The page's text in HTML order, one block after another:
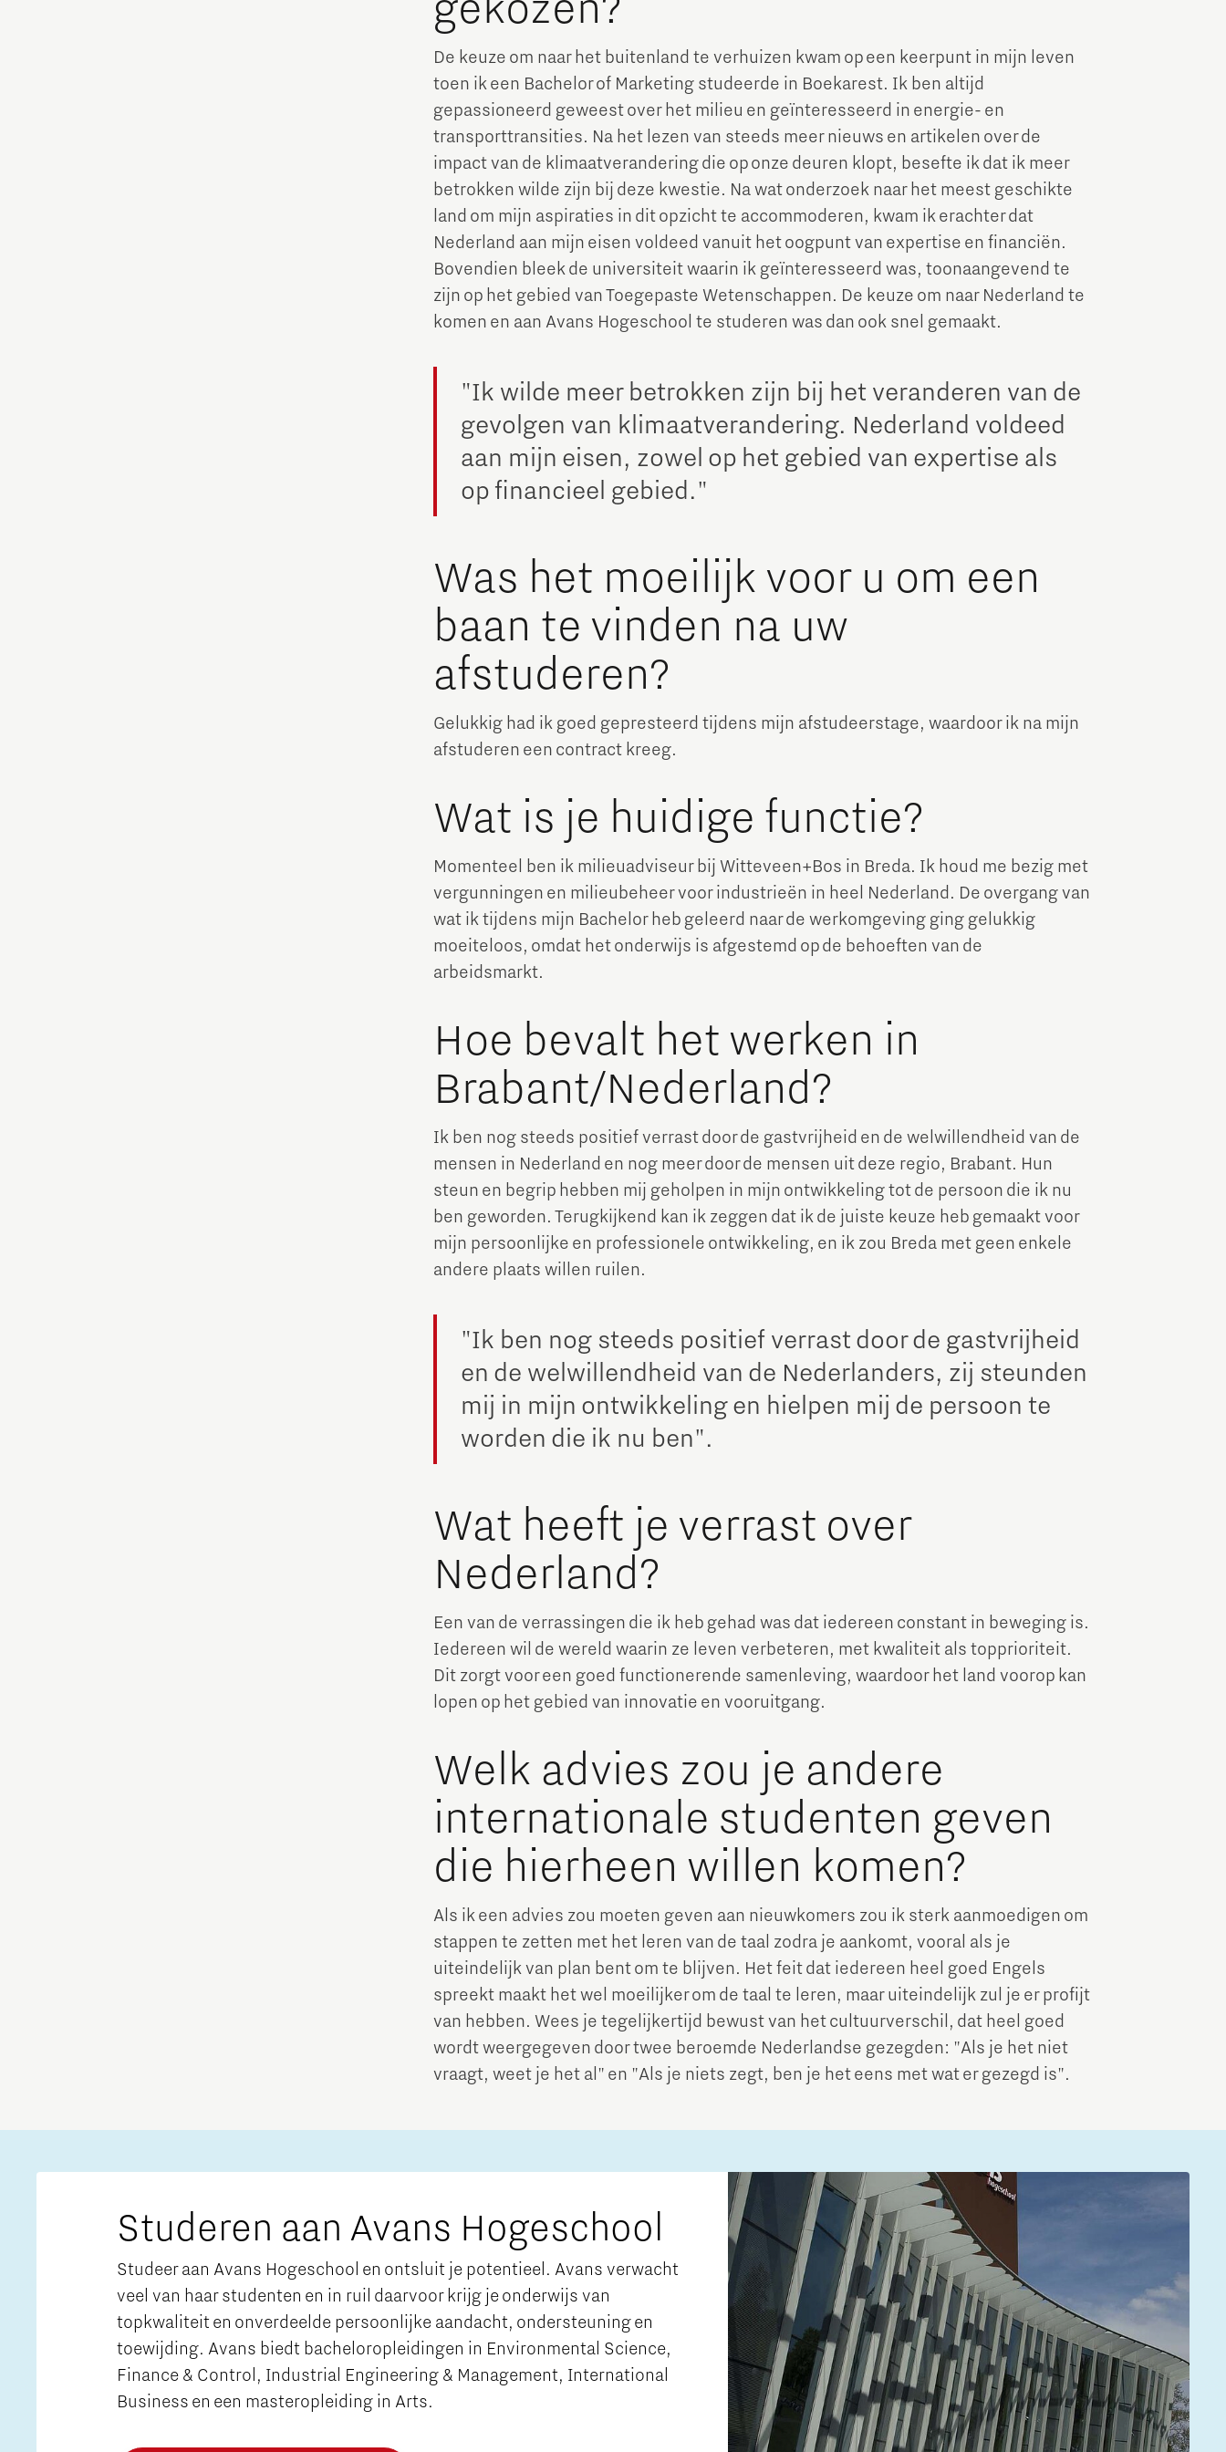
High Tech Campus Eindhoven
Strijp District
TU/e Campus
Micro and nano electronics Food
Next Tech Food Factories
De keuze om naar het buitenland te verhuizen kwam op een keerpunt in mijn leven
toen ik een Bachelor of Marketing studeerde in Boekarest. Ik ben altijd
gepassioneerd geweest over het milieu en geïnteresseerd in energie- en
transporttransities. Na het lezen van steeds meer nieuws en artikelen over de
impact van de klimaatverandering die op onze deuren klopt, besefte ik dat ik meer
betrokken wilde zijn bij deze kwestie. Na wat onderzoek naar het meest geschikte
land om mijn aspiraties in dit opzicht te accommoderen, kwam ik erachter dat
Nederland aan mijn eisen voldeed vanuit het oogpunt van expertise en financiën.
Bovendien bleek de universiteit waarin ik geïnteresseerd was, toonaangevend te
zijn op het gebied van Toegepaste Wetenschappen. De keuze om naar Nederland te
komen en aan Avans Hogeschool te studeren was dan ook snel gemaakt.
"Ik wilde meer betrokken zijn bij het veranderen van de
gevolgen van klimaatverandering. Nederland voldeed
aan mijn eisen, zowel op het gebied van expertise als
op financieel gebied."
Was het moeilijk voor u om een
baan te vinden na uw
afstuderen?
Gelukkig had ik goed gepresteerd tijdens mijn afstudeerstage, waardoor ik na mijn
afstuderen een contract kreeg.
Wat is je huidige functie?
Momenteel ben ik milieuadviseur bij Witteveen+Bos in Breda. Ik houd me bezig met
vergunningen en milieubeheer voor industrieën in heel Nederland. De overgang van
wat ik tijdens mijn Bachelor heb geleerd naar de werkomgeving ging gelukkig
moeiteloos, omdat het onderwijs is afgestemd op de behoeften van de
arbeidsmarkt.
Hoe bevalt het werken in
Brabant/Nederland?
Ik ben nog steeds positief verrast door de gastvrijheid en de welwillendheid van de
mensen in Nederland en nog meer door de mensen uit deze regio, Brabant. Hun
steun en begrip hebben mij geholpen in mijn ontwikkeling tot de persoon die ik nu
ben geworden. Terugkijkend kan ik zeggen dat ik de juiste keuze heb gemaakt voor
mijn persoonlijke en professionele ontwikkeling, en ik zou Breda met geen enkele
andere plaats willen ruilen.
"Ik ben nog steeds positief verrast door de gastvrijheid
en de welwillendheid van de Nederlanders, zij steunden
mij in mijn ontwikkeling en hielpen mij de persoon te
worden die ik nu ben".
Wat heeft je verrast over
Nederland?
Een van de verrassingen die ik heb gehad was dat iedereen constant in beweging is.
Iedereen wil de wereld waarin ze leven verbeteren, met kwaliteit als topprioriteit.
Dit zorgt voor een goed functionerende samenleving, waardoor het land voorop kan
lopen op het gebied van innovatie en vooruitgang.
Welk advies zou je andere
internationale studenten geven
die hierheen willen komen?
Als ik een advies zou moeten geven aan nieuwkomers zou ik sterk aanmoedigen om
stappen te zetten met het leren van de taal zodra je aankomt, vooral als je
uiteindelijk van plan bent om te blijven. Het feit dat iedereen heel goed Engels
spreekt maakt het wel moeilijker om de taal te leren, maar uiteindelijk zul je er profijt
van hebben. Wees je tegelijkertijd bewust van het cultuurverschil, dat heel goed
wordt weergegeven door twee beroemde Nederlandse gezegden: "Als je het niet
vraagt, weet je het al" en "Als je niets zegt, ben je het eens met wat er gezegd is".
Studeren aan Avans Hogeschool
Studeer aan Avans Hogeschool en ontsluit je potentieel. Avans verwacht
veel van haar studenten en in ruil daarvoor krijg je onderwijs van
topkwaliteit en onverdeelde persoonlijke aandacht, ondersteuning en
toewijding. Avans biedt bacheloropleidingen in Environmental Science,
Finance & Control, Industrial Engineering & Management, International
Business en een masteropleiding in Arts.